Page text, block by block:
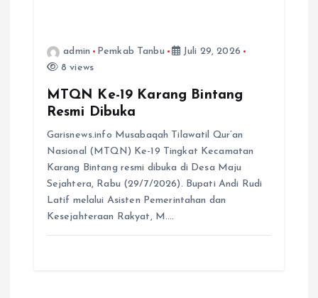
MTQN Ke-19 Karang Bintang
Resmi Dibuka
Garisnews.info Musabaqah Tilawatil Qur’an
Nasional (MTQN) Ke-19 Tingkat Kecamatan
Karang Bintang resmi dibuka di Desa Maju
Sejahtera, Rabu (29/7/2026). Bupati Andi Rudi
Kesejahteraan Rakyat, M.…